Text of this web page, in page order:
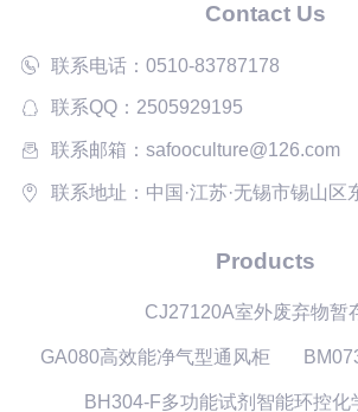
Contact Us
联系电话：0510-83787178
联系QQ：2505929195
联系邮箱：safooculture@126.com
联系地址：中国·江苏·无锡市锡山区
Products
CJ27120A室外废弃物暂
GA080高效能净气型通风柜
BH304-F多功能试剂智能环控化